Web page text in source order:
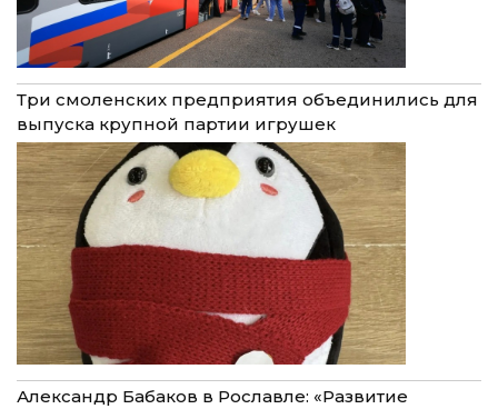
Три смоленских предприятия объединились для
выпуска крупной партии игрушек
Александр Бабаков в Рославле: «Развитие